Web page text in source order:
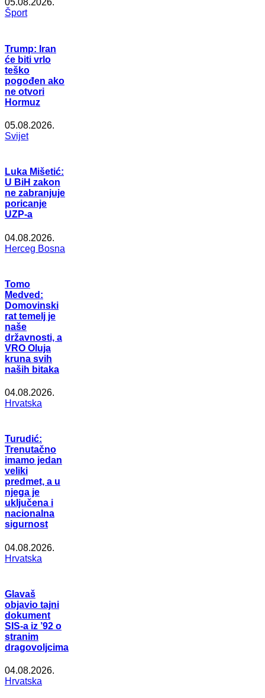
05.08.2026.
Šport
Trump: Iran
će biti vrlo
teško
pogođen ako
ne otvori
Hormuz
05.08.2026.
Svijet
Luka Mišetić:
U BiH zakon
ne zabranjuje
poricanje
UZP-a
04.08.2026.
Herceg Bosna
Tomo
Medved:
Domovinski
rat temelj je
naše
državnosti, a
VRO Oluja
kruna svih
naših bitaka
04.08.2026.
Hrvatska
Turudić:
Trenutačno
imamo jedan
veliki
predmet, a u
njega je
uključena i
nacionalna
sigurnost
04.08.2026.
Hrvatska
Glavaš
objavio tajni
dokument
SIS-a iz ’92 o
stranim
dragovoljcima
04.08.2026.
Hrvatska